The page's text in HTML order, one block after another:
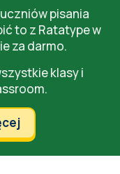
pisania
to z Ratatype w
za darmo.
klasy i
.